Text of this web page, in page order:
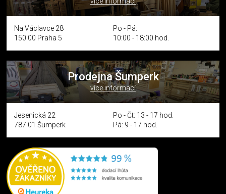
Na Václavce 28
150 00 Praha 5
Po - Pá:
10:00 - 18:00 hod.
Prodejna Šumperk
více informací
Jesenická 22
787 01 Šumperk
Po - Čt: 13 - 17 hod.
Pá: 9 - 17 hod.